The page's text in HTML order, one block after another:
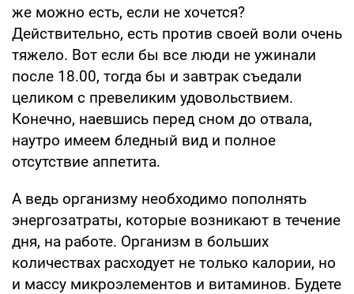
же можно есть, если не хочется?
Действительно, есть против своей воли очень
тяжело. Вот если бы все люди не ужинали
после 18.00, тогда бы и завтрак съедали
целиком с превеликим удовольствием.
Конечно, наевшись перед сном до отвала,
наутро имеем бледный вид и полное
отсутствие аппетита.
А ведь организму необходимо пополнять
энергозатраты, которые возникают в течение
дня, на работе. Организм в больших
количествах расходует не только калории, но
и массу микроэлементов и витаминов. Будете